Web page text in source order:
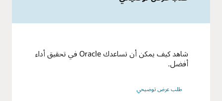
شاهد كيف يمكن أن تساعدك Oracle في تحقيق أداء
أفضل.
طلب عرض توضيحي